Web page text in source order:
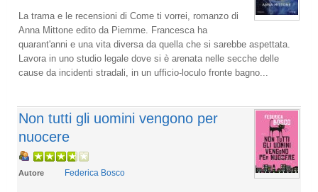
La trama e le recensioni di Come ti vorrei, romanzo di
Anna Mittone edito da Piemme. Francesca ha
quarant'anni e una vita diversa da quella che si sarebbe aspettata.
Lavora in uno studio legale dove si è arenata nelle secche delle
cause da incidenti stradali, in un ufficio-loculo fronte bagno...
Non tutti gli uomini vengono per
nuocere
Autore Federica Bosco